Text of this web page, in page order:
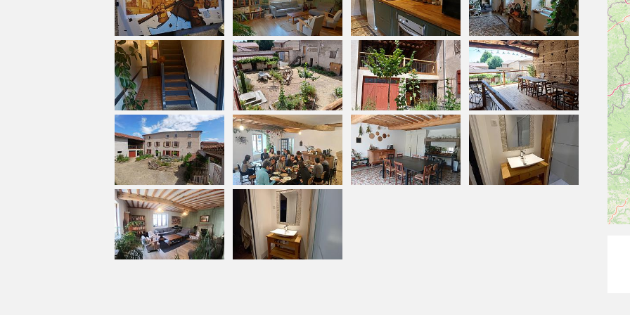
Je m'appelle Marie et je serai votre hôte. J'habite sur place avec mon conjoint Pierre, et j'ai à
cœur de vous faire découvrir ma région et mon lieu de vie et d’activités.
Nous menons en parallèle la rénovation de notre logement sur place, réalisé en auto-
construction, en cohérence avec nos valeurs d'éco-construction et de sobriété.
Accueil vélo et possibilité de parquer des ânes ou des chevaux avec nos moutons d’Ouessant.
Son fonctionnement
Le gîte propose une tarification à la nuitée pour les itinérants (randonneurs pédestres,
équestres ou cyclistes et pèlerins) du lundi au vendredi et les we (si le gite est
disponible)d'avril à octobre uniquement
Les espaces intérieurs sont communs.